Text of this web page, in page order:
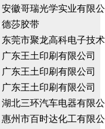
安徽哥瑞光学实业有限
德莎胶带
东莞市聚龙高科电子技
广东王土印刷有限公司
广东王土印刷有限公司
广东王土印刷有限公司
湖北三环汽车电器有限
惠州市百时达化工有限